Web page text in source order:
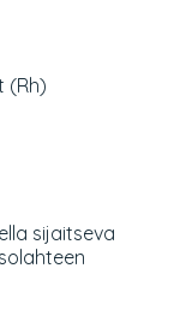
(Rh)
sijaitseva